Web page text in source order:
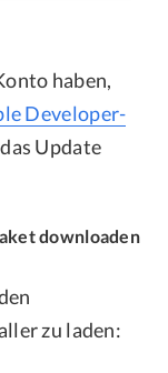
haben,
Developer-
Update
downloaden
zu laden: